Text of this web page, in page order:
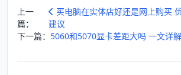
上一
篇：
买电脑在实体店好还是网上购买
建议
下一篇： 5060和5070显卡差距大吗 一文详解